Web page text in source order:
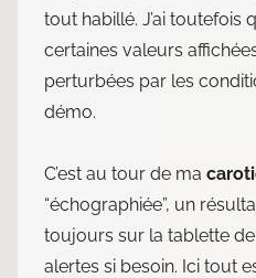
tout habillé. J’ai toutefois
certaines valeurs
perturbées par les
démo.
C’est au tour de ma
“échographiée”, un
toujours sur la tablette
alertes si besoin. Ici tout